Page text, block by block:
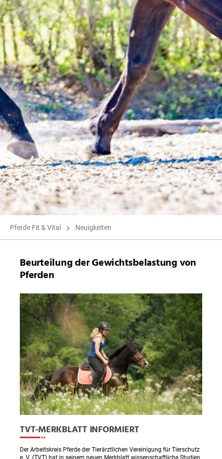
Pferde Fit & Vital Neuigkeiten
Beurteilung der Gewichtsbelastung von
Pferden
TVT-MERKBLATT INFORMIERT
Der Arbeitskreis Pferde der Tierärztlichen Vereinigung für Tierschutz
e. V. (TVT) hat in seinem neuen Merkblatt wissenschaftliche Studien